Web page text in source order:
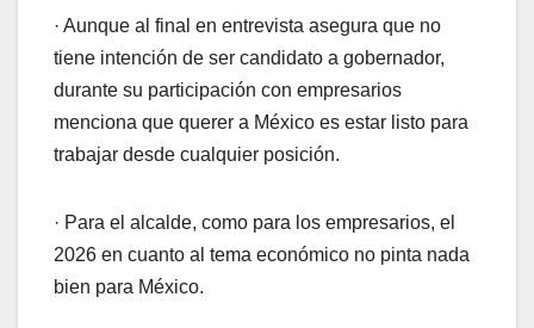
· Aunque al final en entrevista asegura que no
tiene intención de ser candidato a gobernador,
durante su participación con empresarios
menciona que querer a México es estar listo para
trabajar desde cualquier posición.
· Para el alcalde, como para los empresarios, el
2026 en cuanto al tema económico no pinta nada
bien para México.